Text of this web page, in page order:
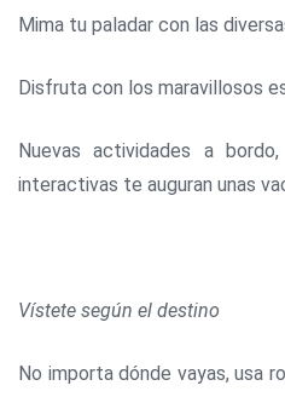
Mima tu paladar con las
Disfruta con los maravillosos
Nuevas actividades a
interactivas te auguran unas
Vístete según el destino
No importa dónde vayas, usa